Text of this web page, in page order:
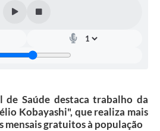
de Saúde destaca trabalho da
Kobayashi", que realiza mais
mensais gratuitos à população